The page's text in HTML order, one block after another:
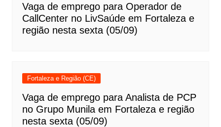
Vaga de emprego para Operador de
CallCenter no LivSaúde em Fortaleza e
região nesta sexta (05/09)
Fortaleza e Região (CE)
Vaga de emprego para Analista de PCP
no Grupo Munila em Fortaleza e região
nesta sexta (05/09)